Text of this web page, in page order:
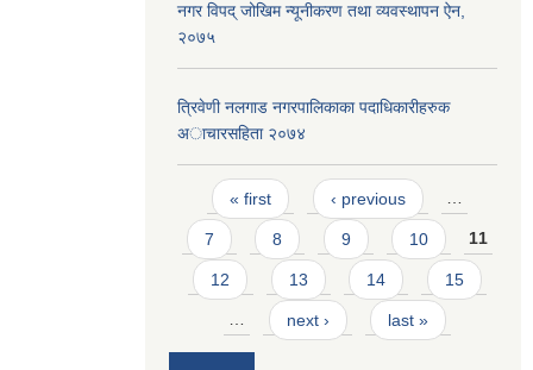
नगर विपद् जोखिम न्यूनीकरण तथा व्यवस्थापन ऐन,
२०७५
त्रिवेणी नलगाड नगरपालिकाका पदाधिकारीहरुक
अाचारस‌हिता २०७४
Pages
« first ‹ previous …
7 8 9 10 11
12 13 14 15
… next › last »